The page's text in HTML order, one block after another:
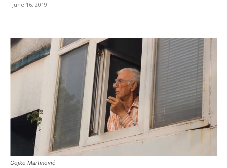
June 16, 2019
Gojko Martinović